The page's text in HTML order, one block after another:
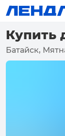
Купить
Батайск,